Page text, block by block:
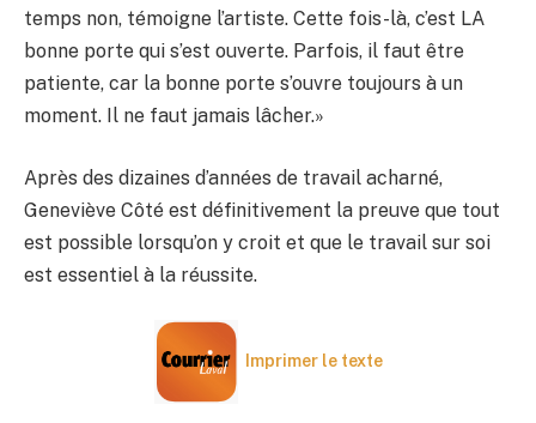
temps non, témoigne l’artiste. Cette fois-là, c’est LA
bonne porte qui s’est ouverte. Parfois, il faut être
patiente, car la bonne porte s’ouvre toujours à un
moment. Il ne faut jamais lâcher.»
Après des dizaines d’années de travail acharné,
Geneviève Côté est définitivement la preuve que tout
est possible lorsqu’on y croit et que le travail sur soi
est essentiel à la réussite.
Imprimer le texte